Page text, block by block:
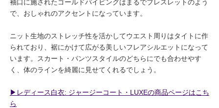
袖口に施されたゴールドパイピングはまるでブレスレットのよう
で、おしゃれのアクセントになっています。
ニット生地のストレッチ性を活かしてウエスト周りはタイトに作
られており、裾にかけて広がる美しいフレアシルエットになって
います。スカート・パンツスタイルのどちらにでも合わせやす
く、体のラインを綺麗に見せてくれるでしょう。
▶︎レディース白衣: ジャージーコート・LUXEの商品ページはこち
ら